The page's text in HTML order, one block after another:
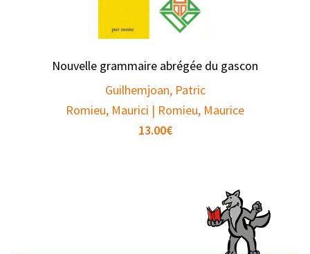
Nouvelle grammaire abrégée du gascon
Guilhemjoan, Patric
Romieu, Maurici | Romieu, Maurice
13.00€